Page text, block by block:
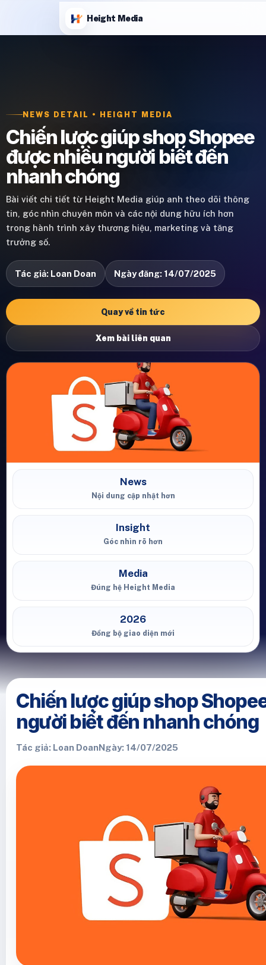
Height Media
NEWS DETAIL • HEIGHT MEDIA
Chiến lược giúp shop Shopee
được nhiều người biết đến
nhanh chóng
Bài viết chi tiết từ Height Media giúp anh theo dõi thông
tin, góc nhìn chuyên môn và các nội dung hữu ích hơn
trong hành trình xây thương hiệu, marketing và tăng
trưởng số.
Tác giả: Loan Doan Ngày đăng: 14/07/2025
Quay về tin tức
Xem bài liên quan
News
Nội dung cập nhật hơn
Insight
Góc nhìn rõ hơn
Media
Đúng hệ Height Media
2026
Đồng bộ giao diện mới
Chiến lược giúp shop
người biết đến nhanh chóng
Tác giả: Loan DoanNgày: 14/07/2025